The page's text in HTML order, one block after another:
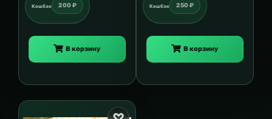
Кешбэк 200 ₽
В корзину
Кешбэк 250 ₽
В корзину